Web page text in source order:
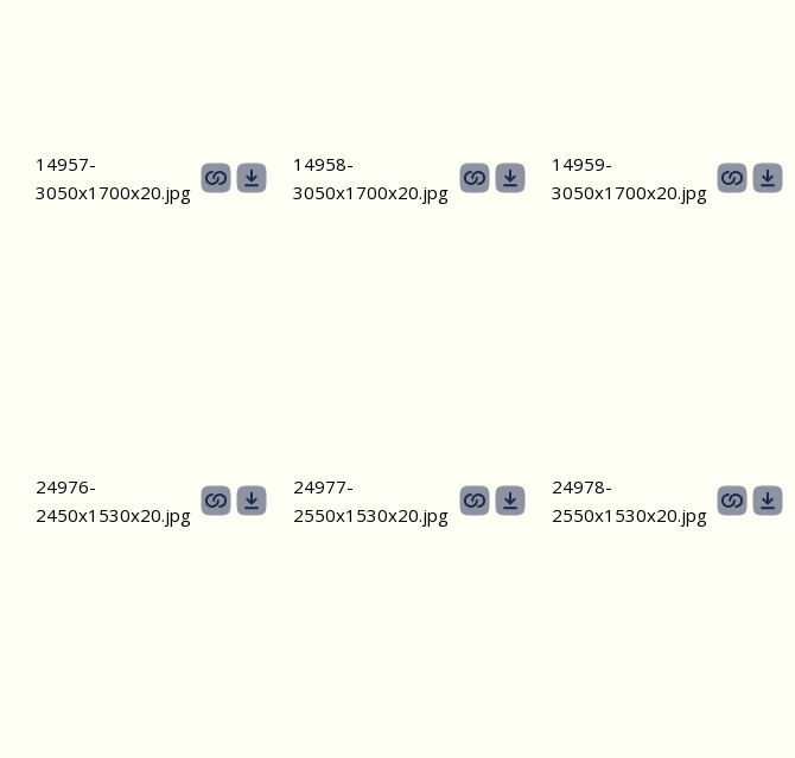
14957-
3050х1700х20.jpg
14958-
3050х1700х20.jpg
14959-
3050х1700х20.jpg
24976-
2450х1530x20.jpg
24977-
2550х1530x20.jpg
24978-
2550х1530x20.jpg